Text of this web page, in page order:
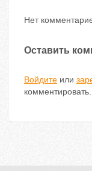
Нет
Оставить
Войдите или
комментировать.